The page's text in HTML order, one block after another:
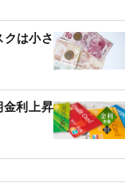
クは小さ
利上昇